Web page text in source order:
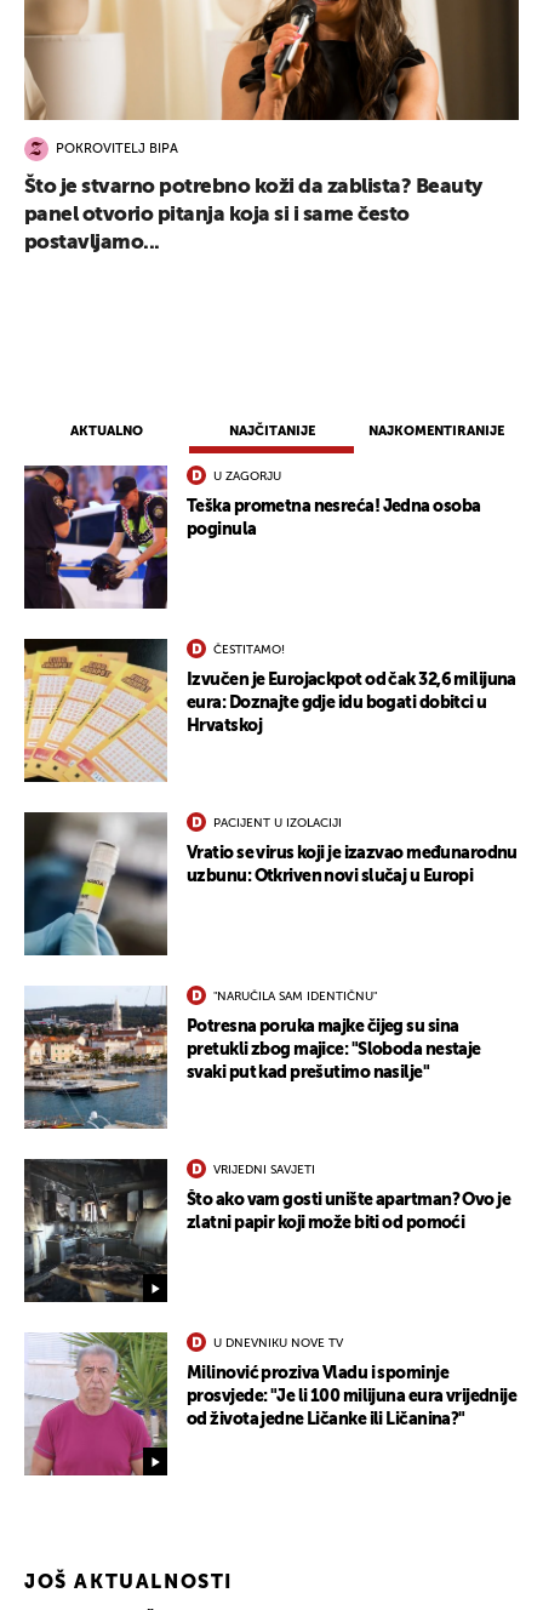
AKTUALNO NAJČITANIJE NAJKOMENTIRANIJE
U ZAGORJU
Teška prometna nesreća! Jedna osoba
poginula
ČESTITAMO!
Izvučen je Eurojackpot od čak 32,6 milijuna
eura: Doznajte gdje idu bogati dobitci u
Hrvatskoj
PACIJENT U IZOLACIJI
Vratio se virus koji je izazvao međunarodnu
uzbunu: Otkriven novi slučaj u Europi
"NARUČILA SAM IDENTIČNU"
Potresna poruka majke čijeg su sina
pretukli zbog majice: "Sloboda nestaje
svaki put kad prešutimo nasilje"
VRIJEDNI SAVJETI
Što ako vam gosti unište apartman? Ovo je
zlatni papir koji može biti od pomoći
U DNEVNIKU NOVE TV
Milinović proziva Vladu i spominje
prosvjede: "Je li 100 milijuna eura vrijednije
od života jedne Ličanke ili Ličanina?"
JOŠ AKTUALNOSTI
POKROVITELJ BIPA
Što je stvarno potrebno koži da zablista? Beauty
panel otvorio pitanja koja si i same često
postavljamo...